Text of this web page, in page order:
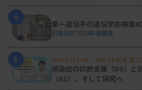
4
単一遺伝子の遺伝学的検査
日衛協が2024年度調査
5
Voice of Lab. file 09 松井 建二
検査部微生物遺伝子検査室）
感染症の診断支援（DS）と
（AS）、そして研究へ